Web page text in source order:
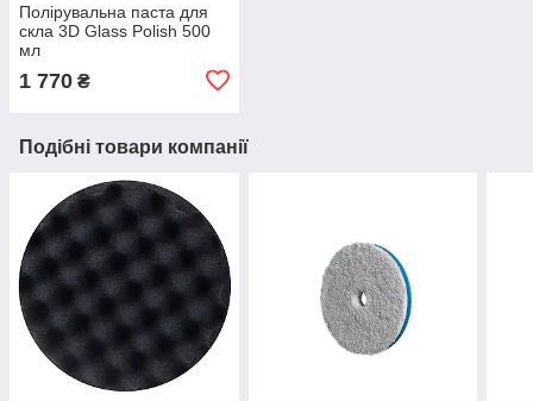
Полірувальна паста для
скла 3D Glass Polish 500
мл
1 770 ₴
Подібні товари компанії